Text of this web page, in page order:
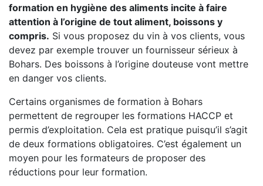
formation en hygiène des aliments incite à faire
attention à l’origine de tout aliment, boissons y
compris. Si vous proposez du vin à vos clients, vous
devez par exemple trouver un fournisseur sérieux à
Bohars. Des boissons à l’origine douteuse vont mettre
en danger vos clients.
Certains organismes de formation à Bohars
permettent de regrouper les formations HACCP et
permis d’exploitation. Cela est pratique puisqu’il s’agit
de deux formations obligatoires. C’est également un
moyen pour les formateurs de proposer des
réductions pour leur formation.